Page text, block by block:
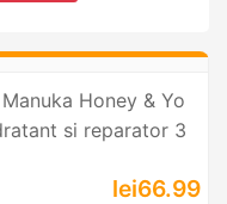
Honey & Yo
si reparator 3
lei66.99